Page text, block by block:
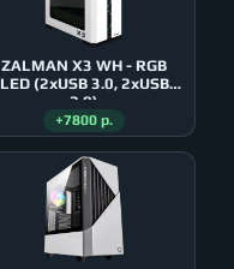
ZALMAN X3 WH - RGB
LED (2xUSB 3.0, 2xUSB
2.0)
+7800 р.